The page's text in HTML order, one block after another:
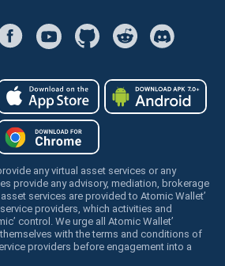
any virtual asset services or any
provide any advisory, mediation, brokerage
services are provided to Atomic Wallet’
providers, which activities and
control. We urge all Atomic Wallet’
with the terms and conditions of
providers before engagement into a